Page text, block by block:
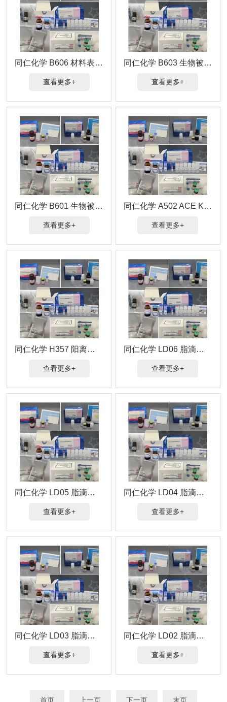
同仁化学 B606 材料表面生物被膜形成能力检测试剂盒
查看更多+
同仁化学 B603 生物被膜药物杀伤效果检测试剂盒
查看更多+
同仁化学 B601 生物被膜形成量/抑制能力检测试剂盒
查看更多+
同仁化学 A502 ACE Kit - WST试剂盒
查看更多+
同仁化学 H357 阳离子脂质体转染试剂
查看更多+
同仁化学 LD06 脂滴荧光检测（深红色）
查看更多+
同仁化学 LD05 脂滴荧光检测（蓝色）
查看更多+
同仁化学 LD04 脂滴检测（深红色）
查看更多+
同仁化学 LD03 脂滴检测（红色）
查看更多+
同仁化学 LD02 脂滴检测（绿色）
查看更多+
首页 上一页 下一页 末页